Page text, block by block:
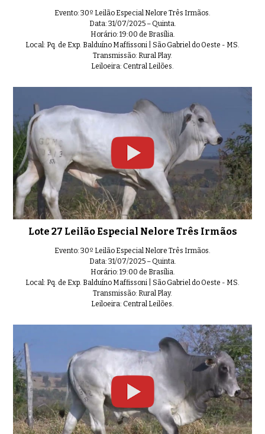
Evento: 30º Leilão Especial Nelore Três Irmãos.
Data: 31/07/2025 – Quinta.
Horário: 19:00 de Brasília.
Local: Pq. de Exp. Balduíno Maffissoni | São Gabriel do Oeste - MS.
Transmissão: Rural Play.
Leiloeira: Central Leilões.
Lote 27 Leilão Especial Nelore Três Irmãos
Evento: 30º Leilão Especial Nelore Três Irmãos.
Data: 31/07/2025 – Quinta.
Horário: 19:00 de Brasília.
Local: Pq. de Exp. Balduíno Maffissoni | São Gabriel do Oeste - MS.
Transmissão: Rural Play.
Leiloeira: Central Leilões.